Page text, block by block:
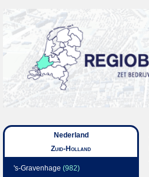
Nederland
Zuid-Holland
's-Gravenhage (982)